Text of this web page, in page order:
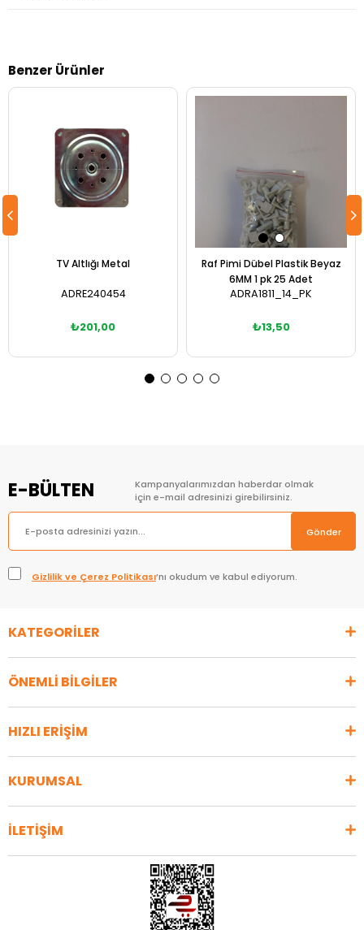
Benzer Ürünler
TV Altlığı Metal
ADRE240454
₺201,00
Raf Pimi Dübel Plastik Beyaz
6MM 1 pk 25 Adet
ADRA1811_14_PK
₺13,50
E-BÜLTEN
Kampanyalarımızdan haberdar olmak
için e-mail adresinizi girebilirsiniz.
Gönder
Gizlilik ve Çerez Politikası’nı okudum ve kabul ediyorum.
KATEGORİLER
ÖNEMLİ BİLGİLER
HIZLI ERİŞİM
KURUMSAL
İLETİŞİM